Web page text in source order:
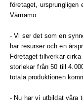
företaget, ursprungligen
Värnamo.
- Vi ser det som en
har resurser och en
Företaget tillverkar
storlekar från 50 till
totala produktionen
- Nu har vi utbildat våra